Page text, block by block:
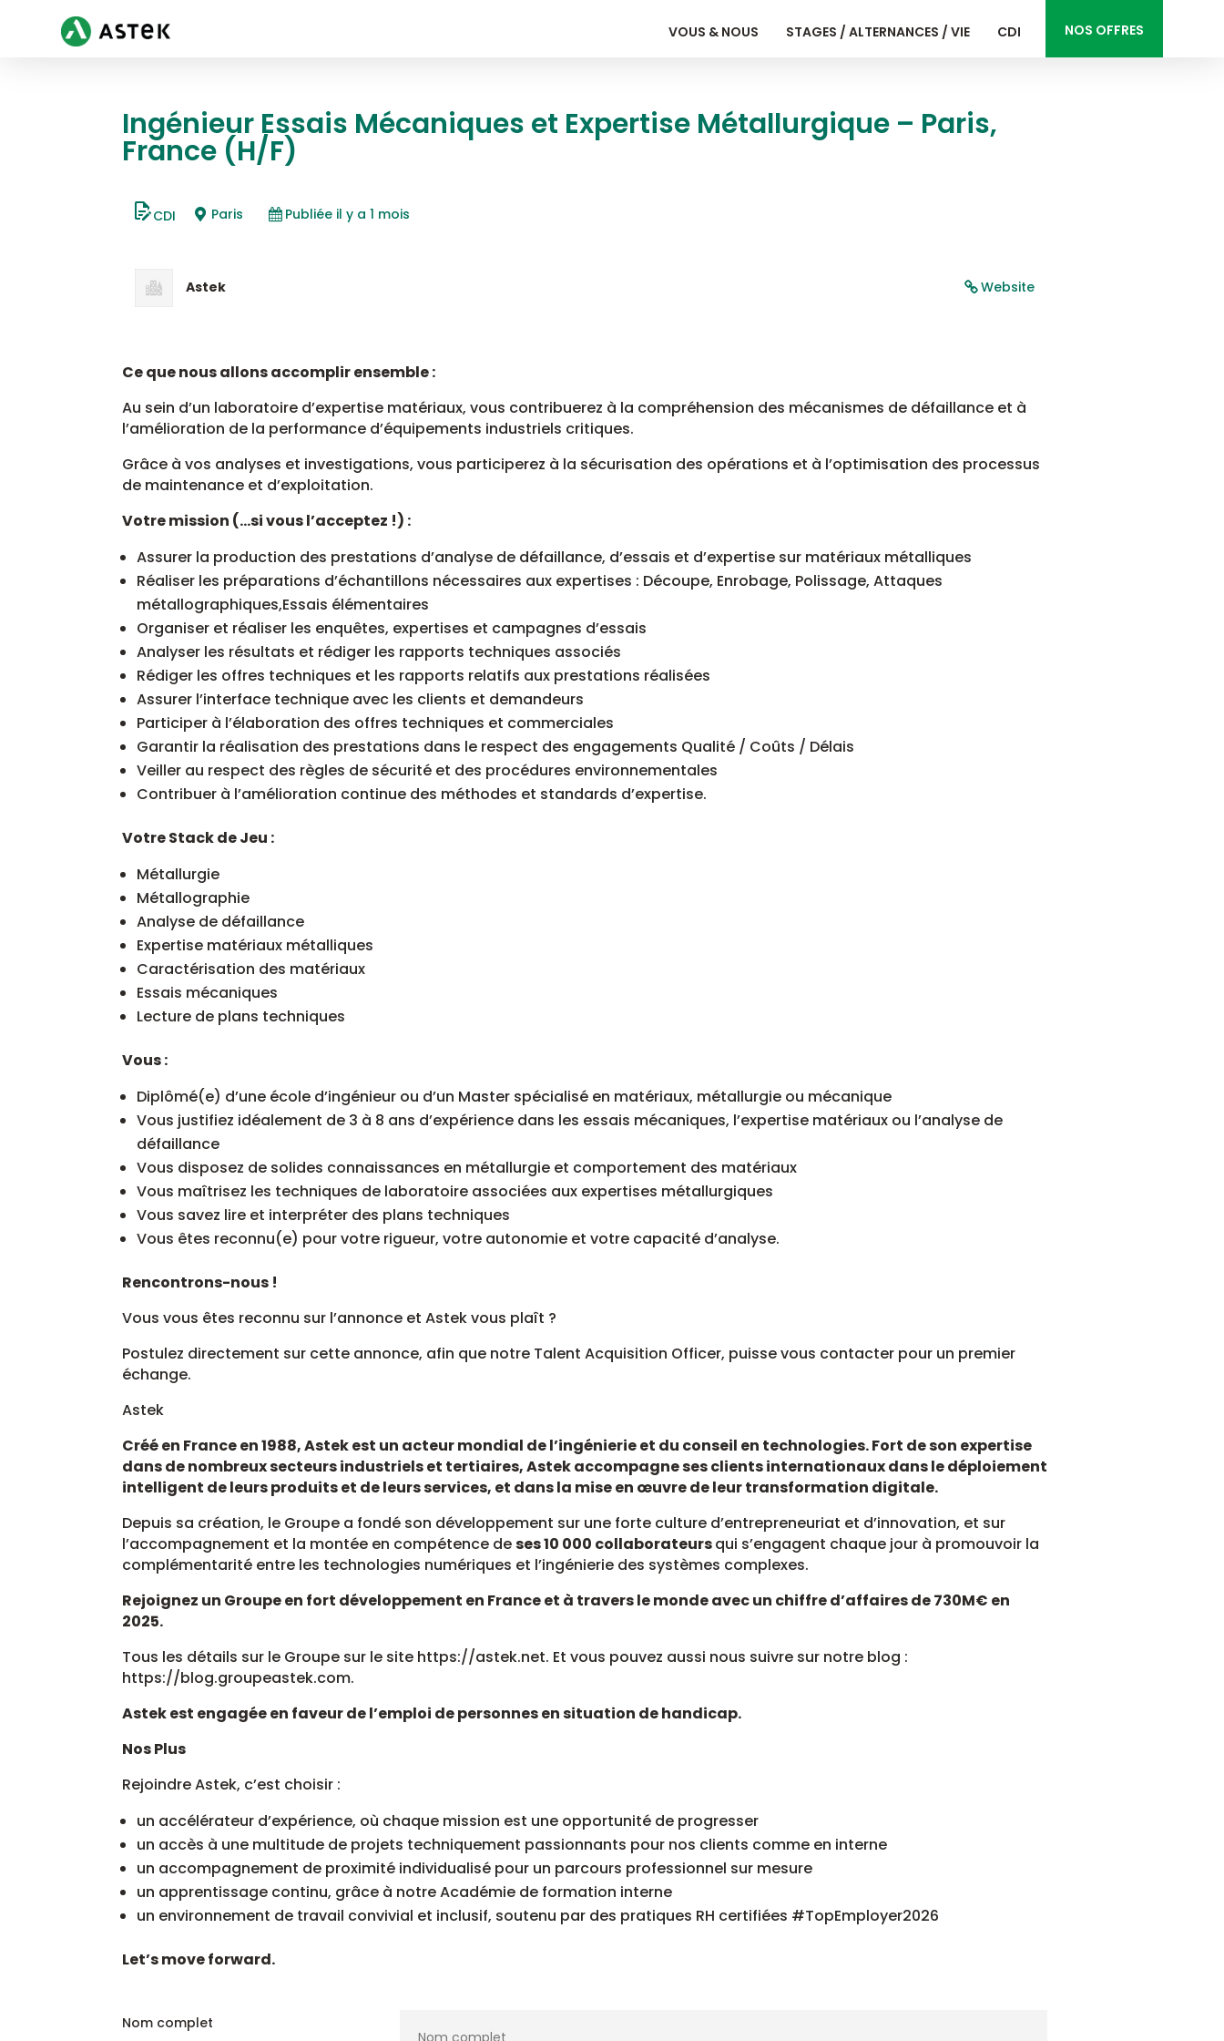
NOS OFFRES
VOUS & NOUS STAGES / ALTERNANCES / VIE CDI
Ingénieur Essais Mécaniques et Expertise Métallurgique – Paris,
France (H/F)
CDI Paris Publiée il y a 1 mois
Website
Astek
Ce que nous allons accomplir ensemble :
Au sein d’un laboratoire d’expertise matériaux, vous contribuerez à la compréhension des mécanismes de défaillance et à
l’amélioration de la performance d’équipements industriels critiques.
Grâce à vos analyses et investigations, vous participerez à la sécurisation des opérations et à l’optimisation des processus
de maintenance et d’exploitation.
Votre mission (…si vous l’acceptez !) :
Assurer la production des prestations d’analyse de défaillance, d’essais et d’expertise sur matériaux métalliques
Réaliser les préparations d’échantillons nécessaires aux expertises : Découpe, Enrobage, Polissage, Attaques
métallographiques,Essais élémentaires
Organiser et réaliser les enquêtes, expertises et campagnes d’essais
Analyser les résultats et rédiger les rapports techniques associés
Rédiger les offres techniques et les rapports relatifs aux prestations réalisées
Assurer l’interface technique avec les clients et demandeurs
Participer à l’élaboration des offres techniques et commerciales
Garantir la réalisation des prestations dans le respect des engagements Qualité / Coûts / Délais
Veiller au respect des règles de sécurité et des procédures environnementales
Contribuer à l’amélioration continue des méthodes et standards d’expertise.
Votre Stack de Jeu :
Métallurgie
Métallographie
Analyse de défaillance
Expertise matériaux métalliques
Caractérisation des matériaux
Essais mécaniques
Lecture de plans techniques
Vous :
Diplômé(e) d’une école d’ingénieur ou d’un Master spécialisé en matériaux, métallurgie ou mécanique
Vous justifiez idéalement de 3 à 8 ans d’expérience dans les essais mécaniques, l’expertise matériaux ou l’analyse de
défaillance
Vous disposez de solides connaissances en métallurgie et comportement des matériaux
Vous maîtrisez les techniques de laboratoire associées aux expertises métallurgiques
Vous savez lire et interpréter des plans techniques
Vous êtes reconnu(e) pour votre rigueur, votre autonomie et votre capacité d’analyse.
Rencontrons-nous !
Vous vous êtes reconnu sur l’annonce et Astek vous plaît ?
Postulez directement sur cette annonce, afin que notre Talent Acquisition Officer, puisse vous contacter pour un premier
échange.
Astek
Créé en France en 1988, Astek est un acteur mondial de l’ingénierie et du conseil en technologies. Fort de son expertise
dans de nombreux secteurs industriels et tertiaires, Astek accompagne ses clients internationaux dans le déploiement
intelligent de leurs produits et de leurs services, et dans la mise en œuvre de leur transformation digitale.
Depuis sa création, le Groupe a fondé son développement sur une forte culture d’entrepreneuriat et d’innovation, et sur
l’accompagnement et la montée en compétence deses 10 000 collaborateursqui s’engagent chaque jour à promouvoir la
complémentarité entre les technologies numériques et l’ingénierie des systèmes complexes.
Rejoignez un Groupe en fort développement en France et à travers le monde avec un chiffre d’affaires de 730M€ en
2025.
Tous les détails sur le Groupe sur le site https://astek.net. Et vous pouvez aussi nous suivre sur notre blog :
https://blog.groupeastek.com.
Astek est engagée en faveur de l’emploi de personnes en situation de handicap.
Nos Plus
Rejoindre Astek, c’est choisir :
un accélérateur d’expérience, où chaque mission est une opportunité de progresser
un accès à une multitude de projets techniquement passionnants pour nos clients comme en interne
un accompagnement de proximité individualisé pour un parcours professionnel sur mesure
un apprentissage continu, grâce à notre Académie de formation interne
un environnement de travail convivial et inclusif, soutenu par des pratiques RH certifiées #TopEmployer2026
Let’s move forward.
Nom complet